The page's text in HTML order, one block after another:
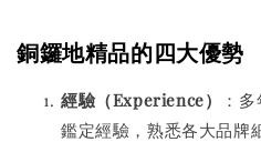
銅鑼地精品的四大優勢
經驗（Experience）
：
鑑定經驗，熟悉各大品牌